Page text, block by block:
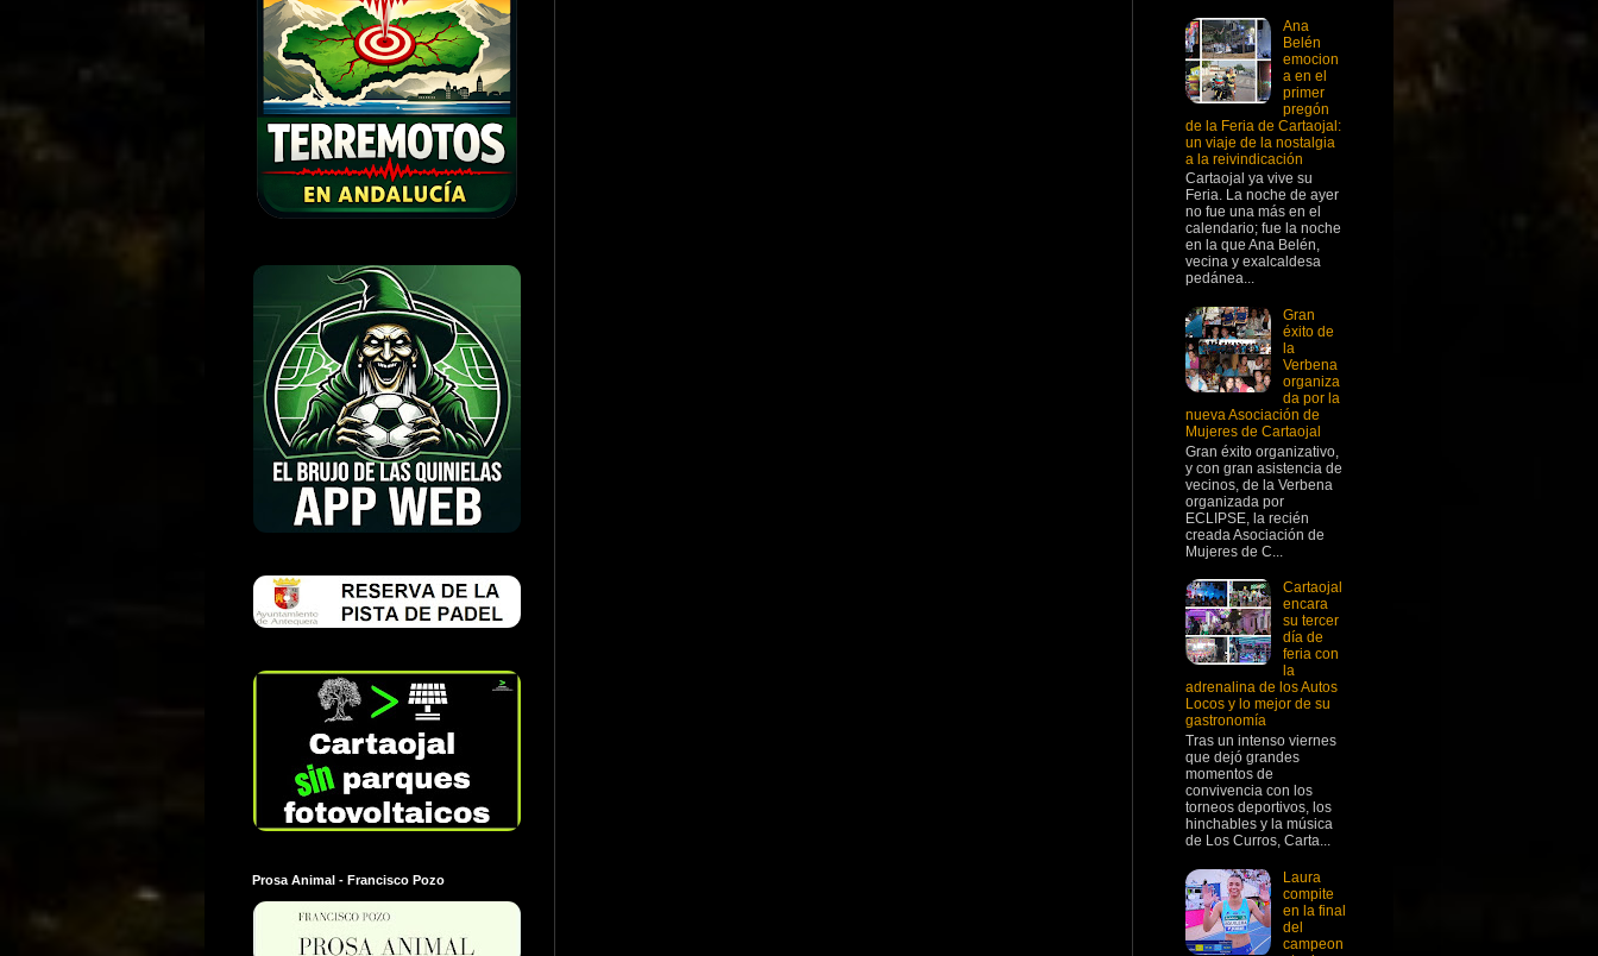
Prosa Animal - Francisco Pozo
Ana
Belén
emocion
a en el
primer
pregón
de la Feria de Cartaojal:
un viaje de la nostalgia
a la reivindicación
Cartaojal ya vive su
Feria. La noche de ayer
no fue una más en el
calendario; fue la noche
en la que Ana Belén,
vecina y exalcaldesa
pedánea...
Gran
éxito de
la
Verbena
organiza
da por la
nueva Asociación de
Mujeres de Cartaojal
Gran éxito organizativo,
y con gran asistencia de
vecinos, de la Verbena
organizada por
ECLIPSE, la recién
creada Asociación de
Mujeres de C...
Cartaojal
encara
su tercer
día de
feria con
la
adrenalina de los Autos
Locos y lo mejor de su
gastronomía
Tras un intenso viernes
que dejó grandes
momentos de
convivencia con los
torneos deportivos, los
hinchables y la música
de Los Curros, Carta...
Laura
compite
en la final
del
campeon